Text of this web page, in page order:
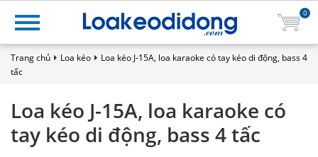
0
Trang chủ Loa kéo
Loa kéo J-15A, loa karaoke có tay kéo di động, bass 4
tấc
Loa kéo J-15A, loa karaoke có
tay kéo di động, bass 4 tấc